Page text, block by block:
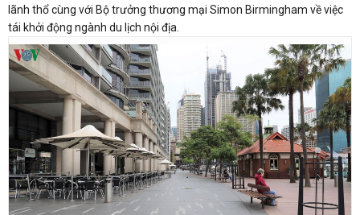
lãnh thổ cùng với Bộ trưởng thương mại Simon Birmingham về việc
tái khởi động ngành du lịch nội địa.